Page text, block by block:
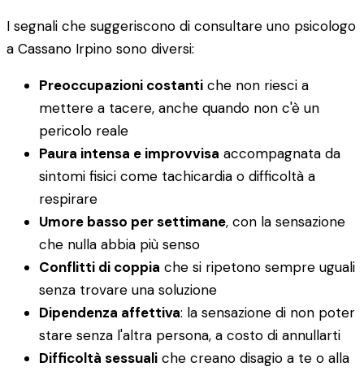
I segnali che suggeriscono di consultare uno psicologo
a Cassano Irpino sono diversi:
Preoccupazioni costanti che non riesci a
mettere a tacere, anche quando non c'è un
pericolo reale
Paura intensa e improvvisa accompagnata da
sintomi fisici come tachicardia o difficoltà a
respirare
Umore basso per settimane, con la sensazione
che nulla abbia più senso
Conflitti di coppia che si ripetono sempre uguali
senza trovare una soluzione
Dipendenza affettiva: la sensazione di non poter
stare senza l'altra persona, a costo di annullarti
Difficoltà sessuali che creano disagio a te o alla